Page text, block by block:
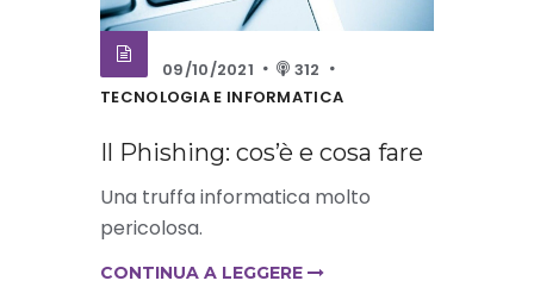
09/10/2021
312
TECNOLOGIA E INFORMATICA
Il Phishing: cos’è e cosa fare
Una truffa informatica molto
pericolosa.
CONTINUA A LEGGERE